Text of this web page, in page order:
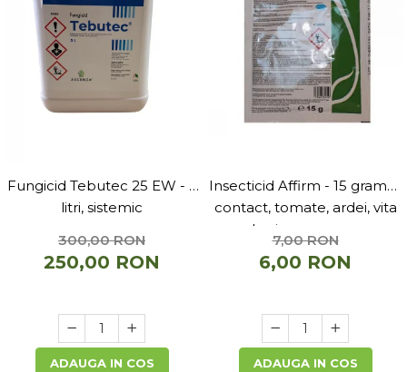
Fungicid Tebutec 25 EW - 5
litri, sistemic
300,00 RON
250,00 RON
ADAUGA IN COS
Insecticid Affirm - 15 grame ,
contact, tomate, ardei, vita
de vie, varza, mar
7,00 RON
6,00 RON
ADAUGA IN COS